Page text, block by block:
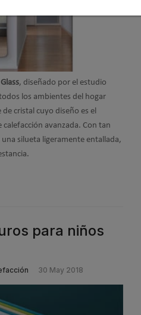
, diseñado por el estudio
los ambientes del hogar
cristal cuyo diseño es el
avanzada. Con tan
silueta ligeramente entallada,
para niños
30 May 2018